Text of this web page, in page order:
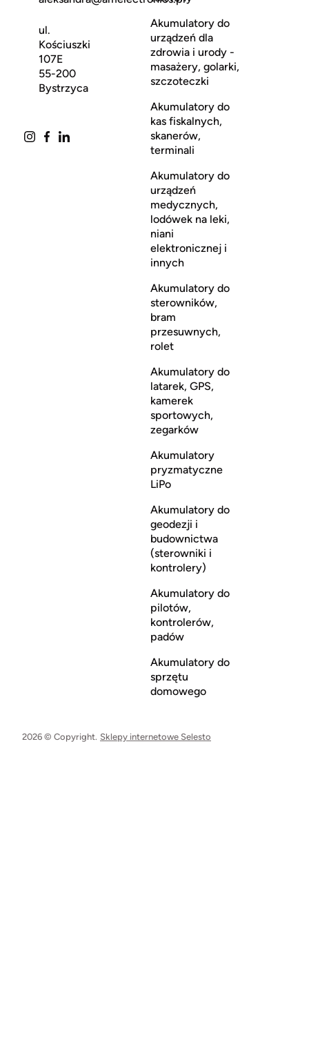
ul.
Kościuszki
107E
55-200
Bystrzyca
Akumulatory do
urządzeń dla
zdrowia i urody -
masażery, golarki,
szczoteczki
Akumulatory do
kas fiskalnych,
skanerów,
terminali
Akumulatory do
urządzeń
medycznych,
lodówek na leki,
niani
elektronicznej i
innych
Akumulatory do
sterowników,
bram
przesuwnych,
rolet
Akumulatory do
latarek, GPS,
kamerek
sportowych,
zegarków
Akumulatory
pryzmatyczne
LiPo
Akumulatory do
geodezji i
budownictwa
(sterowniki i
kontrolery)
Akumulatory do
pilotów,
kontrolerów,
padów
Akumulatory do
sprzętu
domowego
2026 © Copyright. Sklepy internetowe Selesto